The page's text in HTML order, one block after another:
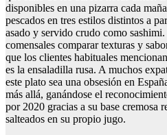
disponibles en una pizarra cada
pescados en tres estilos distintos a
asado y servido crudo como
comensales comparar texturas y
que los clientes habituales
es la ensaladilla rusa. A muchos
este plato sea una obsesión en
más allá, ganándose el
por 2020 gracias a su base cremosa
salteados en su propio jugo.